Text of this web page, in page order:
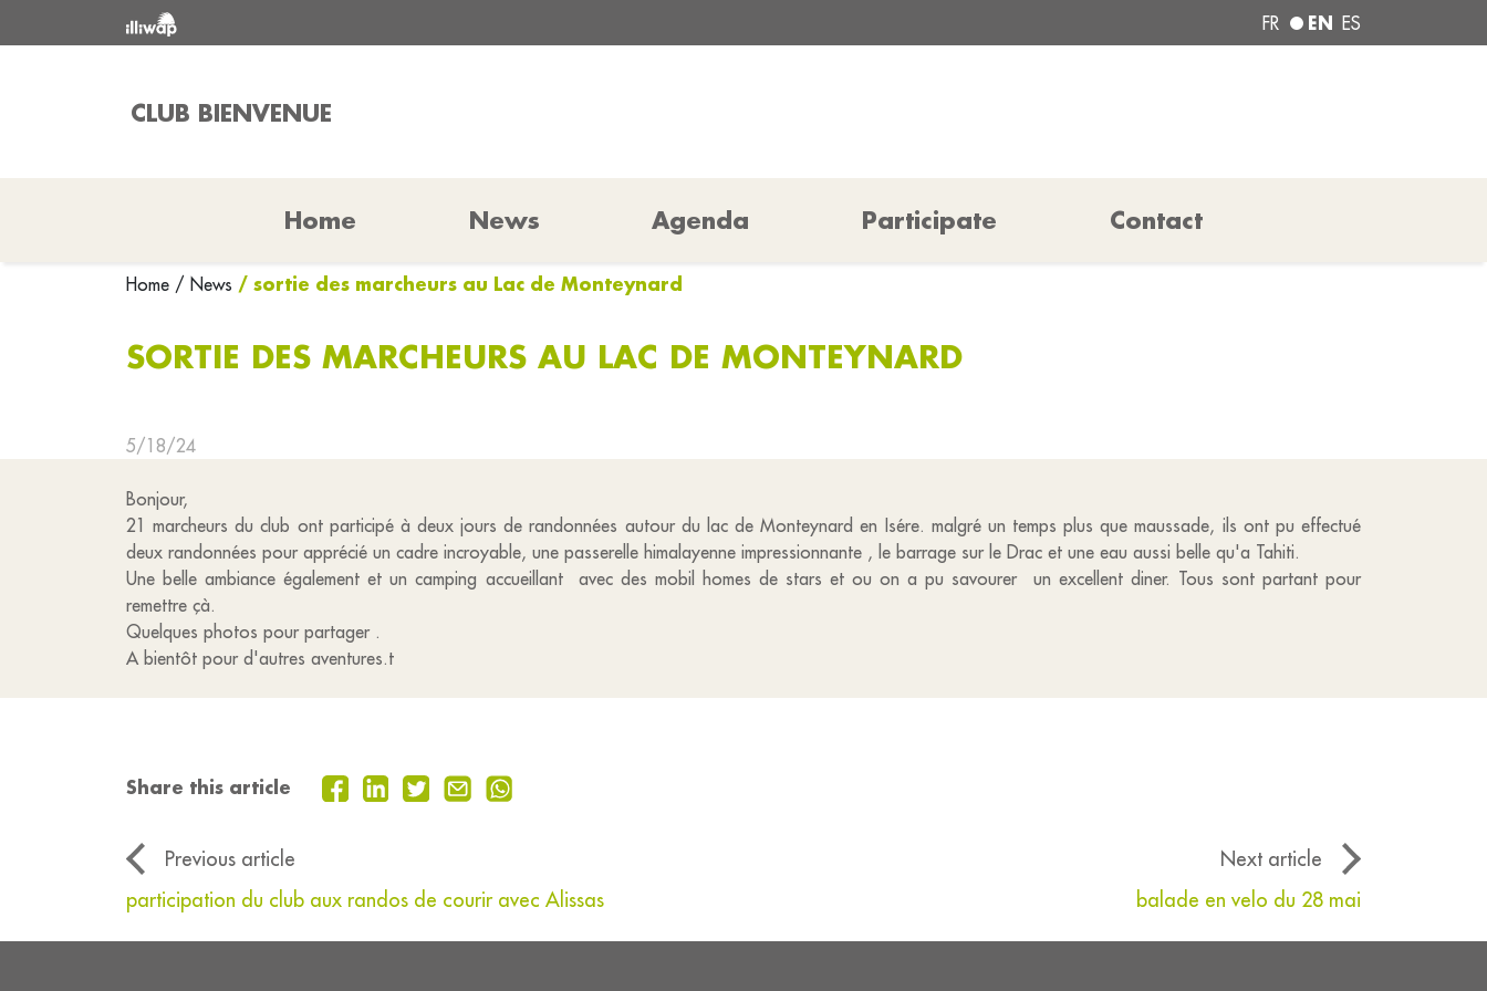
FR EN ES
CLUB BIENVENUE
Home News Agenda Participate Contact
Home / News / sortie des marcheurs au Lac de Monteynard
SORTIE DES MARCHEURS AU LAC DE MONTEYNARD
5/18/24
Bonjour,
21 marcheurs du club ont participé à deux jours de randonnées autour du lac de Monteynard en Isére. malgré un temps plus que maussade, ils ont pu effectué
deux randonnées pour apprécié un cadre incroyable, une passerelle himalayenne impressionnante , le barrage sur le Drac et une eau aussi belle qu'a Tahiti.
Une belle ambiance également et un camping accueillant avec des mobil homes de stars et ou on a pu savourer un excellent diner. Tous sont partant pour
remettre çà.
Quelques photos pour partager .
A bientôt pour d'autres aventures.t
Share this article
Previous article
Next article
participation du club aux randos de courir avec Alissas
balade en velo du 28 mai